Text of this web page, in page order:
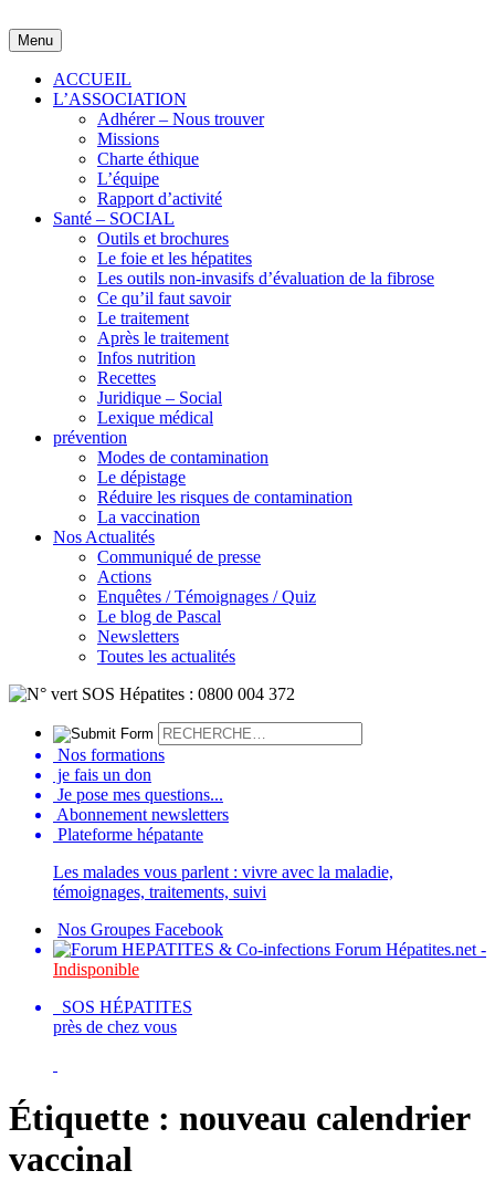
to
content
Menu
ACCUEIL
L’ASSOCIATION
Adhérer – Nous trouver
Missions
Charte éthique
L’équipe
Rapport d’activité
Santé – SOCIAL
Outils et brochures
Le foie et les hépatites
Les outils non-invasifs d’évaluation de la fibrose
Ce qu’il faut savoir
Le traitement
Après le traitement
Infos nutrition
Recettes
Juridique – Social
Lexique médical
prévention
Modes de contamination
Le dépistage
Réduire les risques de contamination
La vaccination
Nos Actualités
Communiqué de presse
Actions
Enquêtes / Témoignages / Quiz
Le blog de Pascal
Newsletters
Toutes les actualités
Nos formations
je fais un don
Je pose mes questions...
Abonnement newsletters
Plateforme hépatante
Les malades vous parlent : vivre avec la maladie,
témoignages, traitements, suivi
Nos Groupes Facebook
Forum Hépatites.net -
Indisponible
SOS HÉPATITES
près de chez vous
Étiquette : nouveau calendrier
vaccinal